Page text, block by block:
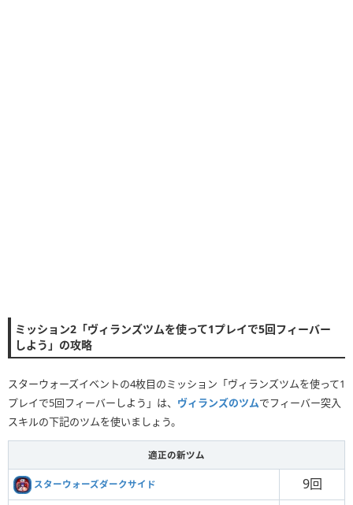
ミッション2「ヴィランズツムを使って1プレイで5回フィーバー
しよう」の攻略
スターウォーズイベントの4枚目のミッション「ヴィランズツムを使って1
プレイで5回フィーバーしよう」は、 ヴィランズのツムでフィーバー突入
スキルの下記のツムを使いましょう。
適正の新ツム
スターウォーズダークサイド 9回